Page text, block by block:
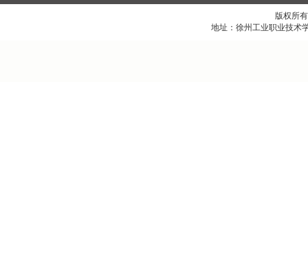
版权所
地址：徐州工业职业技术